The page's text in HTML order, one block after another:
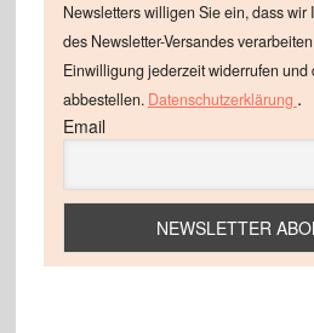
Newsletters willigen Sie ein, dass wir
des Newsletter-Versandes
Einwilligung jederzeit widerrufen
abbestellen. Datenschutzerklärung .
Email